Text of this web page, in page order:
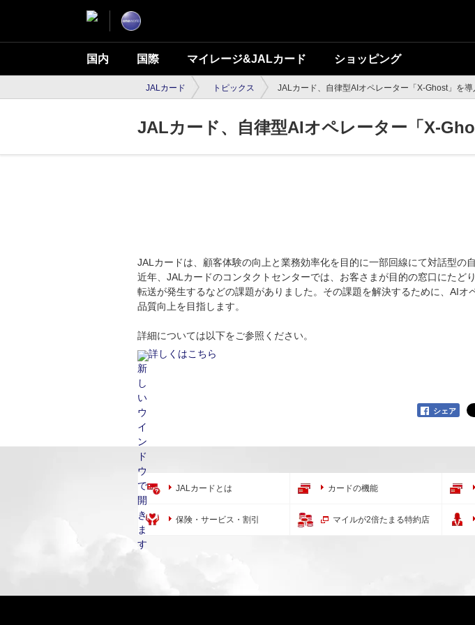
国内 国際 マイレージ&JALカード ショッピング
JALカード トピックス JALカード、自律型AIオペレーター「X-Ghost」を導
JALカード、自律型AIオペレーター「X-
JALカードは、顧客体験の向上と業務効率化を目的に一部回線にて対話型の
近年、JALカードのコンタクトセンターでは、お客さまが目的の窓口にた
転送が発生するなどの課題がありました。その課題を解決するために、AI
品質向上を目指します。
詳細については以下をご参照ください。
詳しくはこちら
シェア
JALカードとは カードの機能
保険・サービス・割引 マイルが2倍たまる特約店